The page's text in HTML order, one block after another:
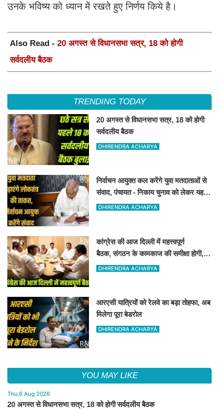
उनके भविष्य को ध्यान में रखते हुए निर्णय किये है।
Also Read - 20 अगस्त से विधानसभा सत्र, 18 को होगी
सर्वदलीय बैठक
TRENDING TODAY
20 अगस्त से विधानसभा सत्र, 18 को होगी
सर्वदलीय बैठक
DHIRENDRA ACHARYA
निर्वाचन आयुक्त कल करेंगे युवा मतदाताओं से
संवाद, पंचायत - निकाय चुनाव को लेकर यह
संवाद हो रहा है
DHIRENDRA ACHARYA
कांग्रेस की आज दिल्ली में महत्त्वपूर्ण
बैठक, संगठन के कामकाज की समीक्षा होगी,
चुनावी चर्चा भी
DHIRENDRA ACHARYA
आरएसी यात्रियों को रेलवे का बड़ा तोहफा, अब
मिलेगा पूरा बेडरोल
DHIRENDRA ACHARYA
YOU MAY LIKE
Thu,6 Aug 2026
20 अगस्त से विधानसभा सत्र, 18 को होगी सर्वदलीय बैठक